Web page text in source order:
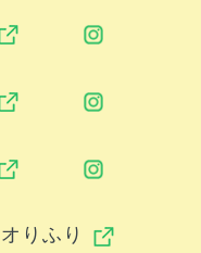
りふり